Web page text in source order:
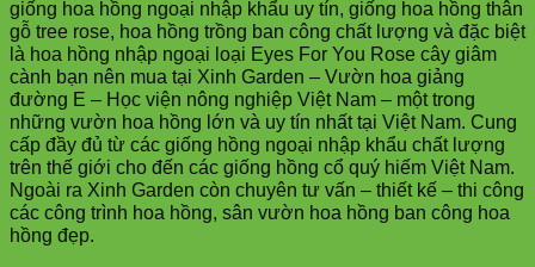
giống hoa hồng ngoại nhập khẩu uy tín, giống hoa hồng thân
gỗ tree rose, hoa hồng trồng ban công chất lượng và đặc biệt
là hoa hồng nhập ngoại loại Eyes For You Rose cây giâm
cành bạn nên mua tại Xinh Garden – Vườn hoa giảng
đường E – Học viện nông nghiệp Việt Nam – một trong
những vườn hoa hồng lớn và uy tín nhất tại Việt Nam. Cung
cấp đầy đủ từ các giống hồng ngoại nhập khẩu chất lượng
trên thế giới cho đến các giống hồng cổ quý hiếm Việt Nam.
Ngoài ra Xinh Garden còn chuyên tư vấn – thiết kế – thi công
các công trình hoa hồng, sân vườn hoa hồng ban công hoa
hồng đẹp.